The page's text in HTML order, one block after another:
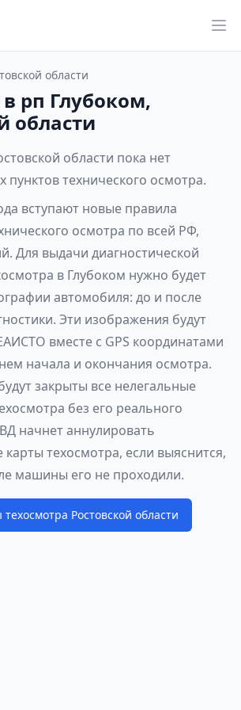
области
рп Глубоком,
области
области пока нет
пунктов технического осмотра.
вступают новые правила
осмотра по всей РФ,
Для выдачи диагностической
в Глубоком нужно будет
автомобиля: до и после
Эти изображения будут
вместе с GPS координатами
начала и окончания осмотра.
закрыты все нелегальные
без его реального
начнет аннулировать
карты техосмотра, если выяснится,
машины его не проходили.
Ростовской области